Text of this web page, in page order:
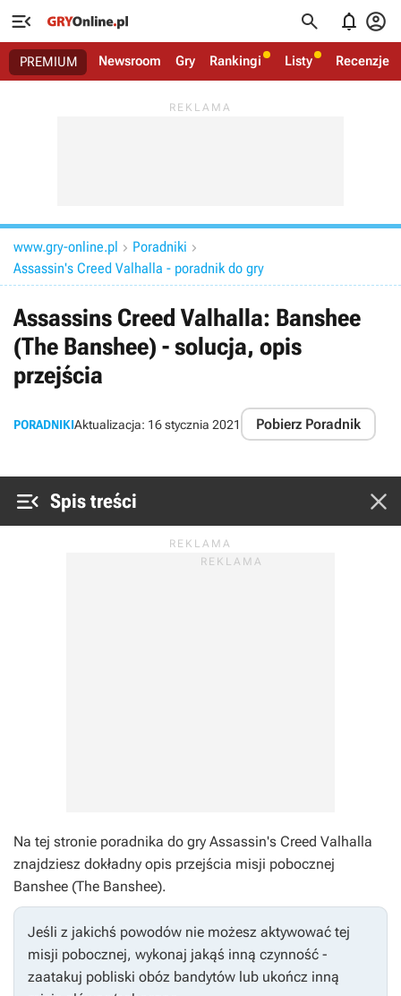
   
PREMIUM Newsroom Gry Rankingi Listy Recenzje
www.gry-online.pl  Poradniki 
Assassin's Creed Valhalla - poradnik do gry
Assassins Creed Valhalla: Banshee
(The Banshee) - solucja, opis
przejścia
PORADNIKIAktualizacja: 16 stycznia 2021 Pobierz Poradnik
 Spis treści 
Na tej stronie poradnika do gry Assassin's Creed Valhalla
znajdziesz dokładny opis przejścia misji pobocznej
Banshee (The Banshee).
Jeśli z jakichś powodów nie możesz aktywować tej
misji pobocznej, wykonaj jakąś inną czynność -
zaatakuj pobliski obóz bandytów lub ukończ inną